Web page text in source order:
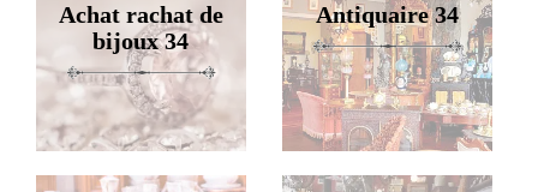
Achat rachat de
bijoux 34
Antiquaire 34